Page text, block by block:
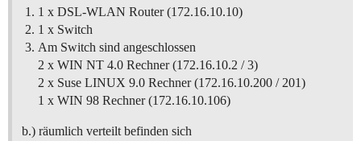
1 x DSL-WLAN Router (172.16.10.10)
1 x Switch
Am Switch sind angeschlossen
2 x WIN NT 4.0 Rechner (172.16.10.2 / 3)
2 x Suse LINUX 9.0 Rechner (172.16.10.200 / 201)
1 x WIN 98 Rechner (172.16.10.106)
b.) räumlich verteilt befinden sich